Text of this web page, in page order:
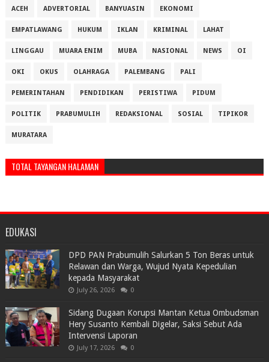
ACEH ADVERTORIAL BANYUASIN EKONOMI
EMPATLAWANG HUKUM IKLAN KRIMINAL LAHAT
LINGGAU MUARA ENIM MUBA NASIONAL NEWS OI
OKI OKUS OLAHRAGA PALEMBANG PALI
PEMERINTAHAN PENDIDIKAN PERISTIWA PIDUM
POLITIK PRABUMULIH REDAKSIONAL SOSIAL TIPIKOR
MURATARA
TOTAL TAYANGAN HALAMAN
EDUKASI
DPD PAN Prabumulih Salurkan 5 Ton Beras untuk
Relawan dan Warga, Wujud Nyata Kepedulian
kepada Masyarakat
July 26, 2026 0
Sidang Dugaan Korupsi Mantan Ketua Ombudsman
Hery Susanto Kembali Digelar, Saksi Sebut Ada
Intervensi Laporan
July 17, 2026 0